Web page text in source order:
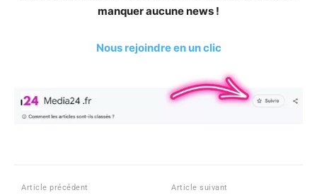
manquer aucune news !
Nous rejoindre en un clic
Article précédent Article suivant